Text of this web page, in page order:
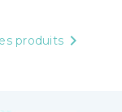
produits 